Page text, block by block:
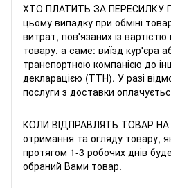
ХТО ПЛАТИТЬ ЗА ПЕРЕСИЛКУ
цьому випадку при обміні
витрат, пов'язаних із
товару, а саме: виїзд кур'єра
транспортною компанією до
декларацією (ТТН). У разі
послуги з доставки
КОЛИ ВІДПРАВЛЯТЬ ТОВАР НА
отримання та огляду товару,
протягом 1-3 робочих днів
обраний Вами товар.